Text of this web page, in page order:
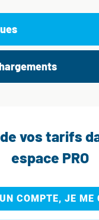
vos tarifs
espace PRO
COMPTE, JE ME